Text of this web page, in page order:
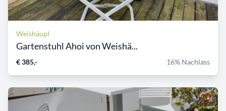
Weishäupl
Gartenstuhl Ahoi von Weishä...
€ 385,- 16% Nachlass